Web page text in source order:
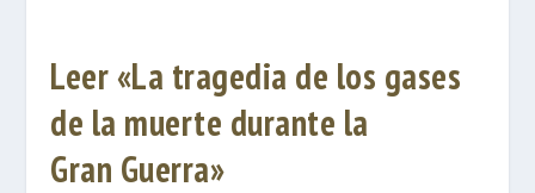
Leer «La tragedia de los gases
de la muerte durante la
Gran Guerra»